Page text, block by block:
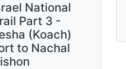
National
Part 3 -
(Koach)
to Nachal